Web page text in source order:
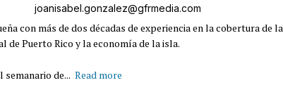
joanisabel.gonzalez@gfrmedia.com
con más de dos décadas de experiencia en la cobertura de la
de Puerto Rico y la economía de la isla.
semanario de... Read more